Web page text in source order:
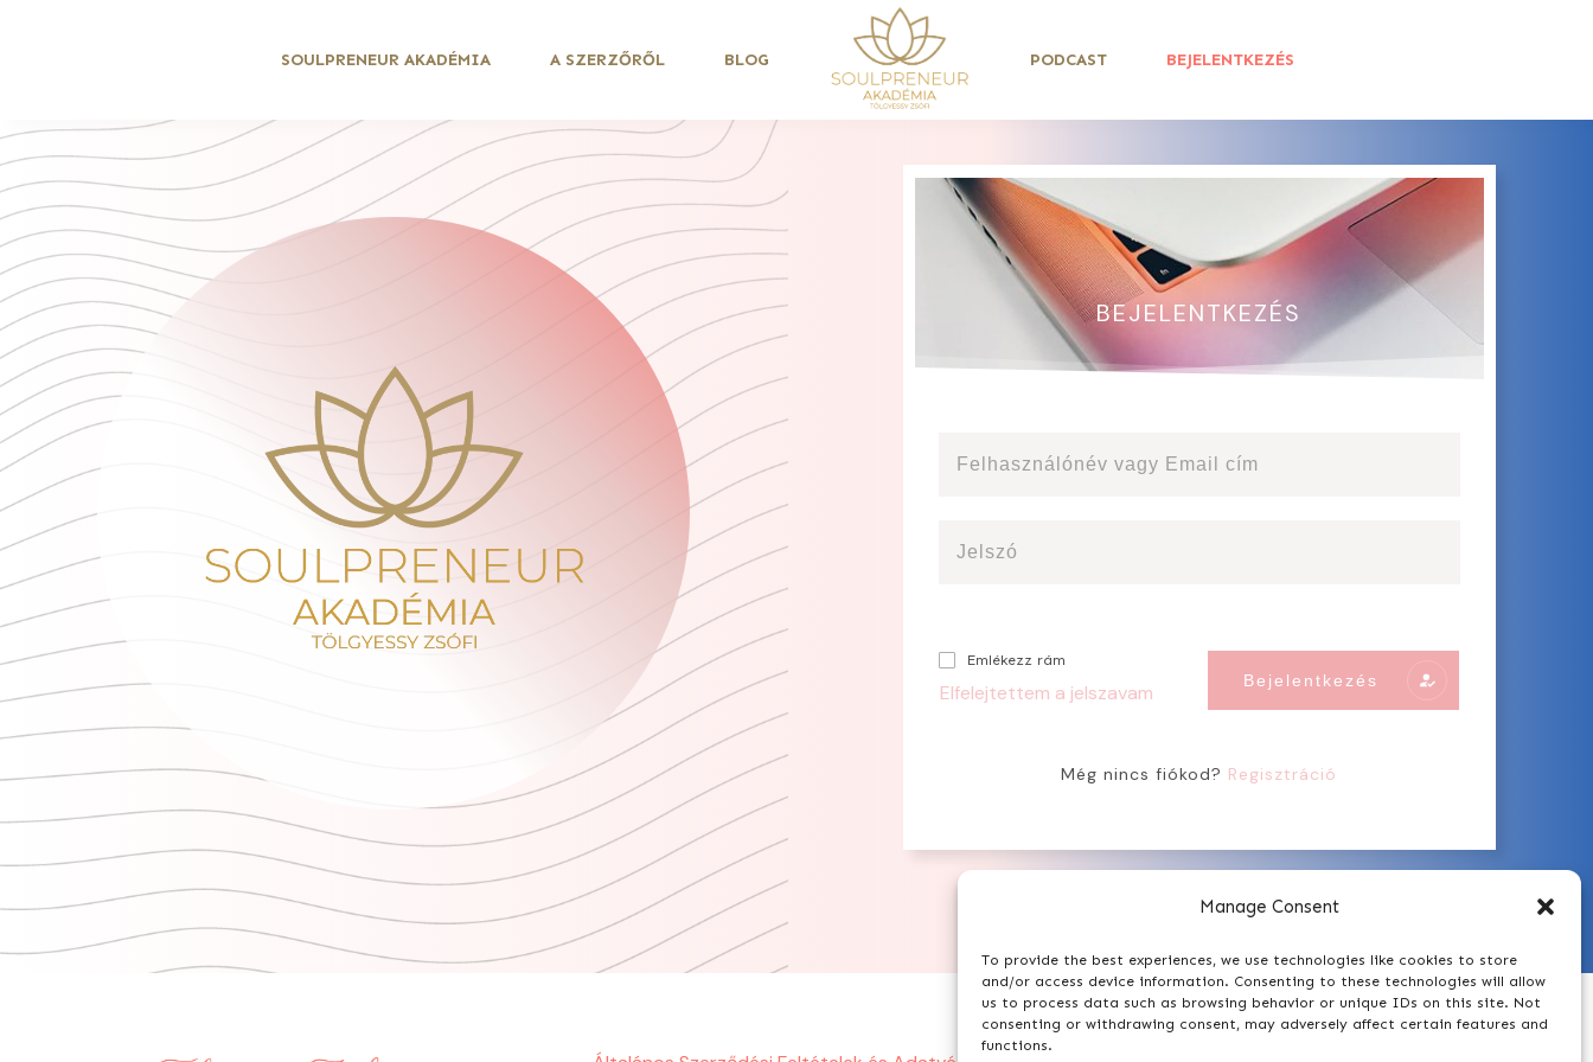
Manage Consent
To provide the best experiences, we use technologies like cookies to store
and/or access device information. Consenting to these technologies will allow
us to process data such as browsing behavior or unique IDs on this site. Not
consenting or withdrawing consent, may adversely affect certain features and
functions.
SOULPRENEUR AKADÉMIA A SZERZŐRŐL BLOG PODCAST BEJELENTKEZÉS
BEJELENTKEZÉS
Emlékezz rám
Elfelejtettem a jelszavam Bejelentkezés
Még nincs fiókod? Regisztráció